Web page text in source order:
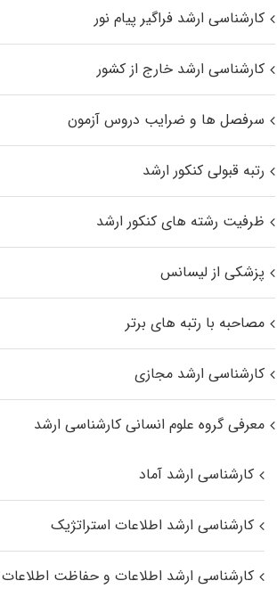
کارشناسی ارشد فراگیر پیام نور
کارشناسی ارشد خارج از کشور
سرفصل ها و ضرایب دروس آزمون
رتبه قبولی کنکور ارشد
ظرفیت رشته های کنکور ارشد
پزشکی از لیسانس
مصاحبه با رتبه های برتر
کارشناسی ارشد مجازی
معرفی گروه علوم انسانی کارشناسی ارشد
کارشناسی ارشد آماد
کارشناسی ارشد اطلاعات استراتژیک
کارشناسی ارشد اطلاعات و حفاظت اطلاعات